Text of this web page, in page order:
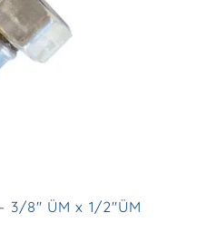
8″ ÜM x 1/2″ÜM